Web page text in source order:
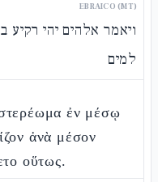
EBRAICO (MT)
ויאמר אלהים יהי רקיע
למים
ἐν μέσῳ
ἀνὰ μέσον
οὕτως.